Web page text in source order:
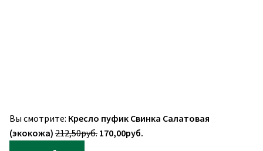
Вы смотрите: Кресло пуфик Свинка Салатовая
(экокожа) 212,50руб. Первоначальная
170,00руб.